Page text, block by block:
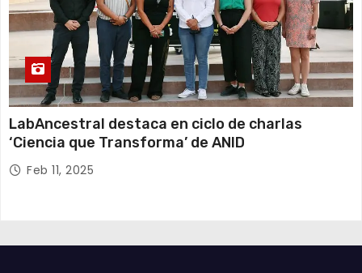
LabAncestral destaca en ciclo de charlas
‘Ciencia que Transforma’ de ANID
Feb 11, 2025